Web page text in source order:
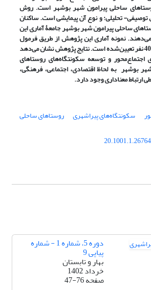
ساحلی پیرامون شهر بوشهر است. روش
تحلیلی؛ و نوع آن پیمایشی است. ساکنان
ساحلی پیرامون شهر بوشهر جامعۀ آماری این
نمونه آماری این پژوهش از طریق فرمول
کوکران به تعداد 400 نفر تعیین‌شده است. نتایج پژوهش نشان می‌دهد
و توسعه سکونتگاه‌های روستاهای
بوشهر به لحاظ اقتصادی، اجتماعی، فرهنگی،
ارتباط معناداری وجود دارد.
سکونتگاه‌های پیراشهری روستاهای ساحلی
دوره 5، شماره 1 - شماره
پیاپی 9
بهار و تابستان
خرداد 1402
صفحه47-76